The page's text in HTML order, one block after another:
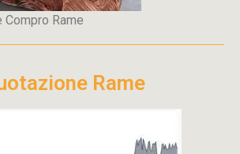
Compro Rame
Rame